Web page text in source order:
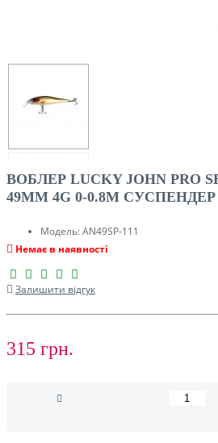
ВОБЛЕР LUCKY JOHN PRO
49MM 4G 0-0.8M CУСПЕНДЕР
Модель:AN49SP-111
Немає в наявності
Залишити відгук
315 грн.